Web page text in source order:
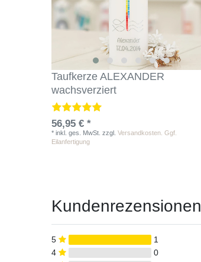
Taufkerze ALEXANDER
wachsverziert
56,95 € *
* inkl. ges. MwSt. zzgl. Versandkosten. Ggf.
Eilanfertigung
Kundenrezensionen
5
1
4
0